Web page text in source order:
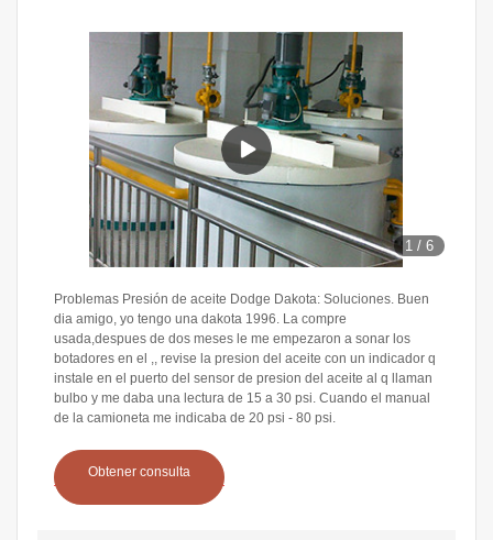
1 /6
Problemas Presión de aceite Dodge Dakota: Soluciones. Buen
dia amigo, yo tengo una dakota 1996. La compre
usada,despues de dos meses le me empezaron a sonar los
botadores en el ,, revise la presion del aceite con un indicador q
instale en el puerto del sensor de presion del aceite al q llaman
bulbo y me daba una lectura de 15 a 30 psi. Cuando el manual
de la camioneta me indicaba de 20 psi - 80 psi.
Obtener consulta